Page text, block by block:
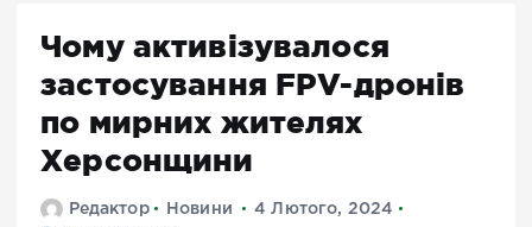
Чому активізувалося
застосування FPV-дронів
по мирних жителях
Херсонщини
Редактор Новини
4 Лютого, 2024